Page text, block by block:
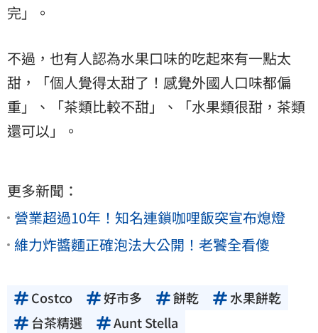
完」。
不過，也有人認為水果口味的吃起來有一點太
甜，「個人覺得太甜了！感覺外國人口味都偏
重」、「茶類比較不甜」、「水果類很甜，茶類
還可以」。
更多新聞：
營業超過10年！知名連鎖咖哩飯突宣布熄燈
維力炸醬麵正確泡法大公開！老饕全看傻
Costco 好市多 餅乾
水果餅乾
台茶精選
Aunt Stella